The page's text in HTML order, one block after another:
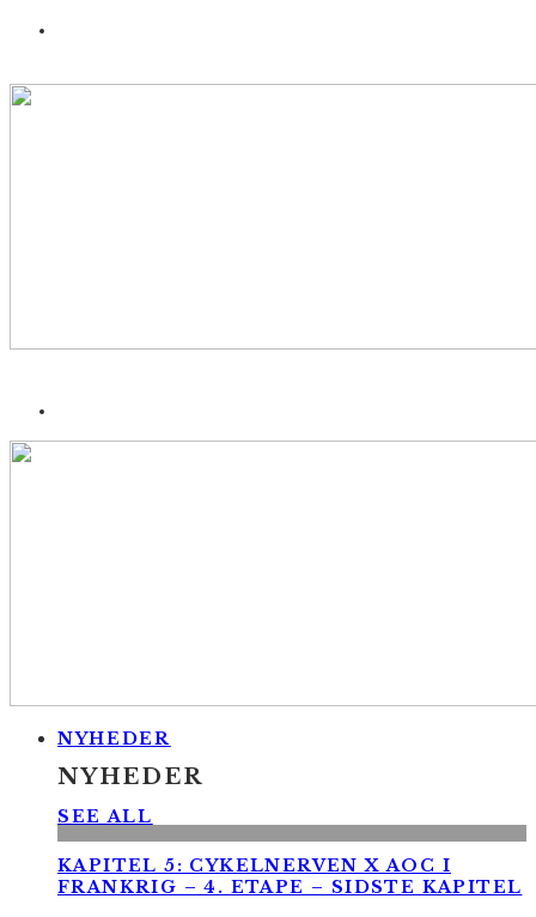
NYHEDER
NYHEDER
SEE ALL
KAPITEL 5: CYKELNERVEN X AOC I
FRANKRIG – 4. ETAPE – SIDSTE KAPITEL